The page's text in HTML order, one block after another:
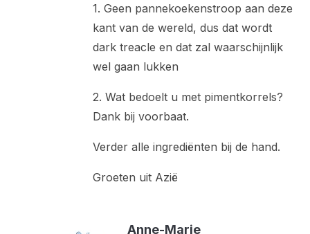
1. Geen pannekoekenstroop aan deze
kant van de wereld, dus dat wordt
dark treacle en dat zal waarschijnlijk
wel gaan lukken
2. Wat bedoelt u met pimentkorrels?
Dank bij voorbaat.
Verder alle ingrediënten bij de hand.
Groeten uit Azië
Anne-Marie